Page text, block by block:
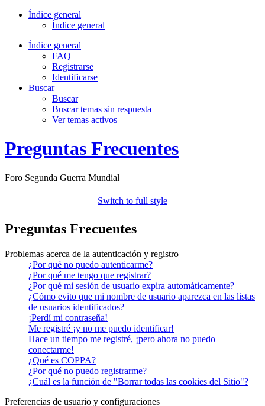
Índice general
Índice general
Índice general
FAQ
Registrarse
Identificarse
Buscar
Buscar
Buscar temas sin respuesta
Ver temas activos
Preguntas Frecuentes
Foro Segunda Guerra Mundial
Switch to full style
Preguntas Frecuentes
Problemas acerca de la autenticación y registro
¿Por qué no puedo autenticarme?
¿Por qué me tengo que registrar?
¿Por qué mi sesión de usuario expira automáticamente?
¿Cómo evito que mi nombre de usuario aparezca en las listas
de usuarios identificados?
¡Perdí mi contraseña!
Me registré ¡y no me puedo identificar!
Hace un tiempo me registré, ¡pero ahora no puedo
conectarme!
¿Qué es COPPA?
¿Por qué no puedo registrarme?
¿Cuál es la función de "Borrar todas las cookies del Sitio"?
Preferencias de usuario y configuraciones